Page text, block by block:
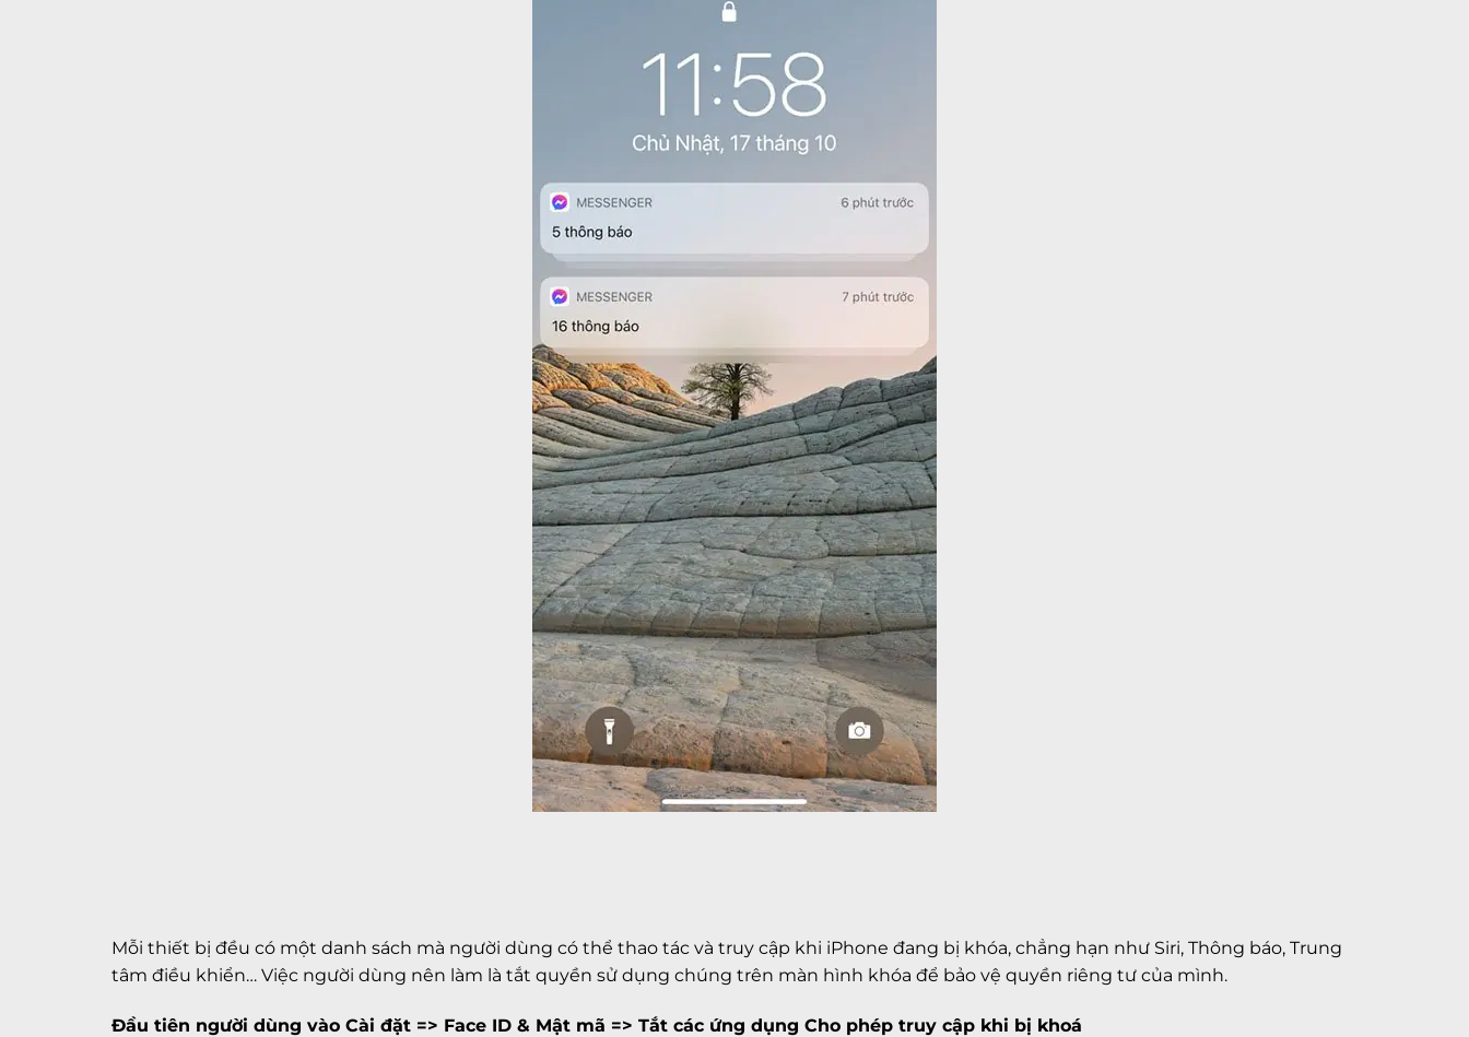
Mỗi thiết bị đều có một danh sách mà người dùng có thể thao tác và truy cập khi iPhone đang bị khóa, chẳng hạn như Siri, Thông báo, Trung
tâm điều khiển… Việc người dùng nên làm là tắt quyền sử dụng chúng trên màn hình khóa để bảo vệ quyền riêng tư của mình.
Đầu tiên người dùng vào Cài đặt => Face ID & Mật mã => Tắt các ứng dụng Cho phép truy cập khi bị khoá